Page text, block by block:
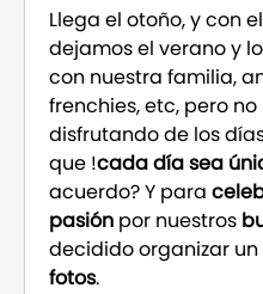
Llega el otoño, y con
dejamos el verano y
con nuestra familia,
frenchies, etc, pero
disfrutando de los
que !cada día sea
acuerdo? Y para
pasión por nuestros
decidido organizar un
fotos.